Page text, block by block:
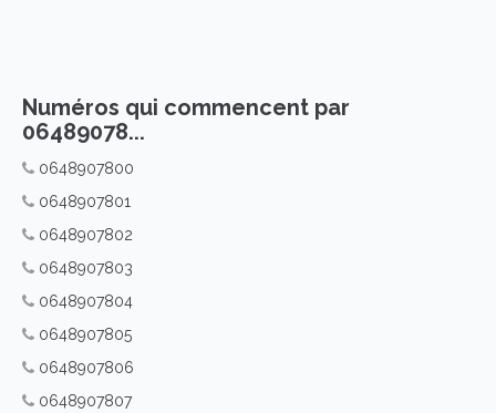
Numéros qui commencent par
06489078...
0648907800
0648907801
0648907802
0648907803
0648907804
0648907805
0648907806
0648907807